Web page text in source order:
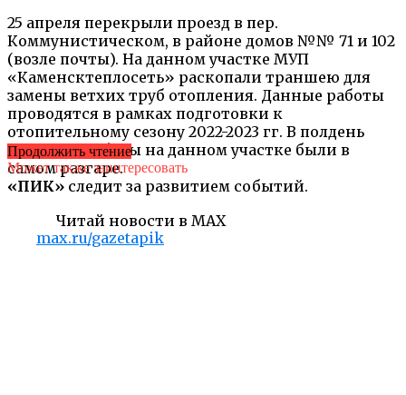
25 апреля перекрыли проезд в пер.
Коммунистическом, в районе домов №№ 71 и 102
(возле почты). На данном участке МУП
«Каменсктеплосеть» раскопали траншею для
замены ветхих труб отопления. Данные работы
проводятся в рамках подготовки к
отопительному сезону 2022-2023 гг. В полдень
пятницы работы на данном участке были в
самом разгаре.
«ПИК» следит за развитием событий.
Читай новости в MAX
max.ru/gazetapik
Продолжить чтение
Может также заинтересовать